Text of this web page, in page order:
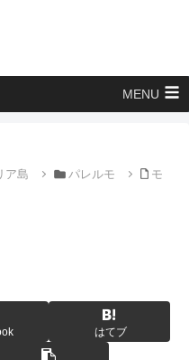
MENU
ア島 パレルモ
モ
はてブ